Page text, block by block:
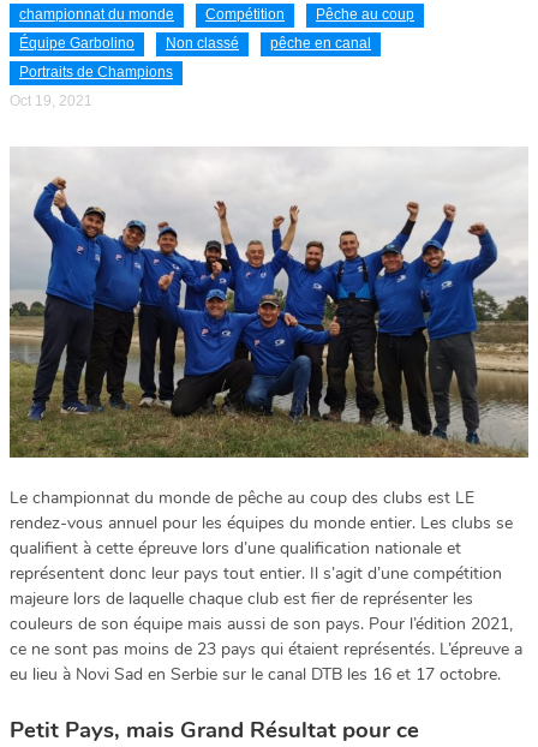
championnat du monde Compétition
Pêche au coup
Équipe Garbolino
Non classé
pêche en canal
Portraits de Champions
Oct 19, 2021
Le championnat du monde de pêche au coup des clubs est LE
rendez-vous annuel pour les équipes du monde entier. Les clubs se
qualifient à cette épreuve lors d’une qualification nationale et
représentent donc leur pays tout entier. Il s’agit d’une compétition
majeure lors de laquelle chaque club est fier de représenter les
couleurs de son équipe mais aussi de son pays. Pour l’édition 2021,
ce ne sont pas moins de 23 pays qui étaient représentés. L’épreuve a
eu lieu à Novi Sad en Serbie sur le canal DTB les 16 et 17 octobre.
Petit Pays, mais Grand Résultat pour ce